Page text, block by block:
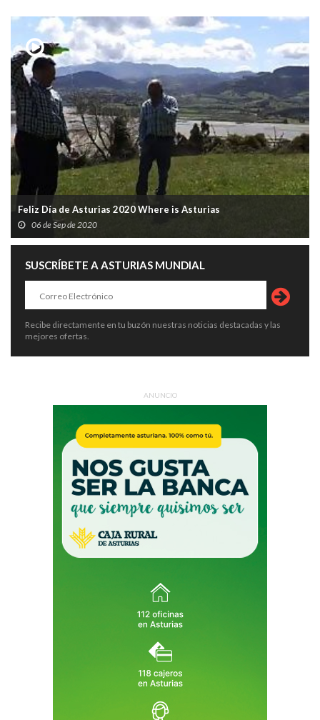
Feliz Día de Asturias 2020 Where is Asturias
06 de Sep de 2020
SUSCRÍBETE A ASTURIAS MUNDIAL
Recibe directamente en tu buzón nuestras noticias destacadas y las
mejores ofertas.
ANUNCIO